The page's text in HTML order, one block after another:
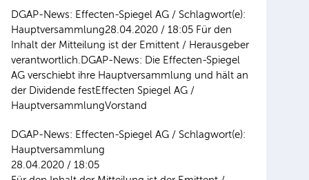
DGAP-News: Effecten-Spiegel AG / Schlagwort(e):
Hauptversammlung28.04.2020 / 18:05 Für den
Inhalt der Mitteilung ist der Emittent / Herausgeber
verantwortlich.DGAP-News: Die Effecten-Spiegel
AG verschiebt ihre Hauptversammlung und hält an
der Dividende festEffecten Spiegel AG /
HauptversammlungVorstand
DGAP-News: Effecten-Spiegel AG / Schlagwort(e):
Hauptversammlung
28.04.2020 / 18:05